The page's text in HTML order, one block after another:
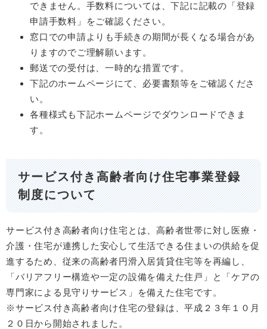
できません。手数料については、下記に記載の「登録
申請手数料」をご確認ください。
窓口での申請よりも手続きの期間が長くなる場合があ
りますのでご理解願います。
郵送での受付は、一時的な措置です。
下記のホームページにて、必要書類等をご確認くださ
い。
各種様式も下記ホームページでダウンロードできま
す。
サービス付き高齢者向け住宅事業登録
制度について
サービス付き高齢者向け住宅とは、高齢者世帯に対し医療・
介護・住宅が連携した安心して生活できる住まいの供給を促
進するため、従来の高齢者円滑入居賃貸住宅等を再編し、
「バリアフリー構造や一定の設備を備えた住戸」と「ケアの
専門家による見守りサービス」を備えた住宅です。
※サービス付き高齢者向け住宅の登録は、平成２３年１０月
２０日から開始されました。